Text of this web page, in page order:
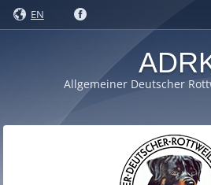
EN
Allgemeiner Deutscher